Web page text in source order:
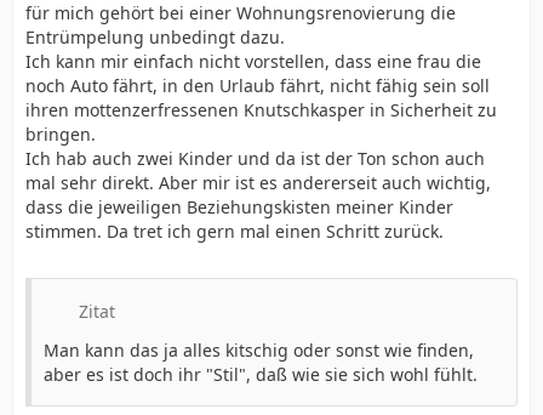
für mich gehört bei einer Wohnungsrenovierung die
Entrümpelung unbedingt dazu.
Ich kann mir einfach nicht vorstellen, dass eine frau die
noch Auto fährt, in den Urlaub fährt, nicht fähig sein soll
ihren mottenzerfressenen Knutschkasper in Sicherheit zu
bringen.
Ich hab auch zwei Kinder und da ist der Ton schon auch
mal sehr direkt. Aber mir ist es andererseit auch wichtig,
dass die jeweiligen Beziehungskisten meiner Kinder
stimmen. Da tret ich gern mal einen Schritt zurück.
Zitat
Man kann das ja alles kitschig oder sonst wie finden,
aber es ist doch ihr "Stil", daß wie sie sich wohl fühlt.